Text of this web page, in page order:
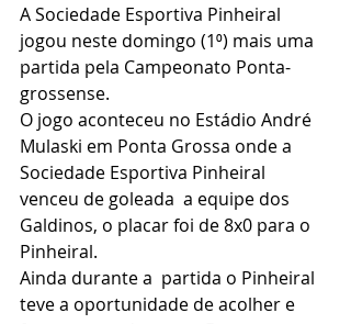
A Sociedade Esportiva Pinheiral
jogou neste domingo (1⁰) mais uma
partida pela Campeonato Ponta-
grossense.
O jogo aconteceu no Estádio André
Mulaski em Ponta Grossa onde a
Sociedade Esportiva Pinheiral
venceu de goleada  a equipe dos
Galdinos, o placar foi de 8x0 para o
Pinheiral.
Ainda durante a  partida o Pinheiral
teve a oportunidade de acolher e